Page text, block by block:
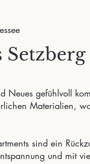
Setzberg
Neues gefühlvoll
Materialien,
sind ein
und mit